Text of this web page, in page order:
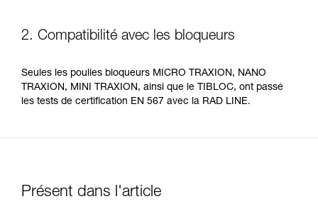
2. Compatibilité avec les bloqueurs
Seules les poulies bloqueurs MICRO TRAXION, NANO
TRAXION, MINI TRAXION, ainsi que le TIBLOC, ont passé
les tests de certification EN 567 avec la RAD LINE.
Présent dans l'article